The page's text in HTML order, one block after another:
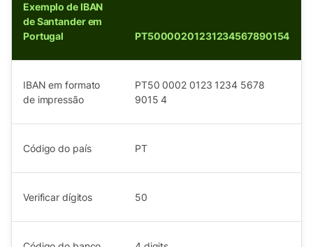
Exemplo de IBAN
de Santander em
Portugal
PT50000201231234567890154
IBAN em formato
de impressão
PT50 0002 0123 1234 5678
9015 4
Código do país PT
Verificar dígitos 50